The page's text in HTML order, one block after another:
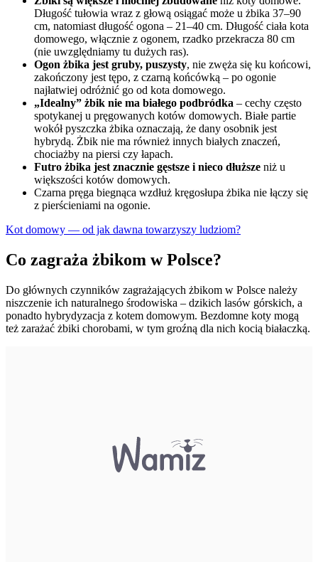
Długość tułowia wraz z głową osiągać może u żbika 37–90
cm, natomiast długość ogona – 21–40 cm. Długość ciała kota
domowego, włącznie z ogonem, rzadko przekracza 80 cm
(nie uwzględniamy tu dużych ras).
Ogon żbika jest gruby, puszysty, nie zwęża się ku końcowi,
zakończony jest tępo, z czarną końcówką – po ogonie
najłatwiej odróżnić go od kota domowego.
„Idealny” żbik nie ma białego podbródka – cechy często
spotykanej u pręgowanych kotów domowych. Białe partie
wokół pyszczka żbika oznaczają, że dany osobnik jest
hybrydą. Żbik nie ma również innych białych znaczeń,
chociażby na piersi czy łapach.
Futro żbika jest znacznie gęstsze i nieco dłuższe niż u
większości kotów domowych.
Czarna pręga biegnąca wzdłuż kręgosłupa żbika nie łączy się
z pierścieniami na ogonie.
Kot domowy — od jak dawna towarzyszy ludziom?
Co zagraża żbikom w Polsce?
Do głównych czynników zagrażających żbikom w Polsce należy
niszczenie ich naturalnego środowiska – dzikich lasów górskich, a
ponadto hybrydyzacja z kotem domowym. Bezdomne koty mogą
też zarażać żbiki chorobami, w tym groźną dla nich kocią białaczką.